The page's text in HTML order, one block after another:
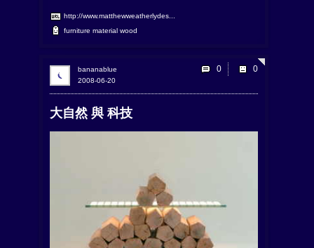
http://www.matthewweatherlydes...
furniture material wood
大自然 與 科技
2008-06-20
bananablue 0